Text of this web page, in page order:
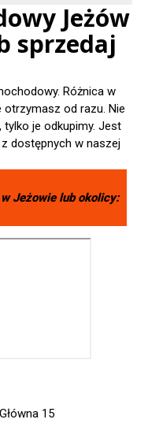
Jeżów
sprzedaj
Różnica w
otrzymasz od razu. Nie
je odkupimy. Jest
dostępnych w naszej
wJeżowielub okolicy:
15